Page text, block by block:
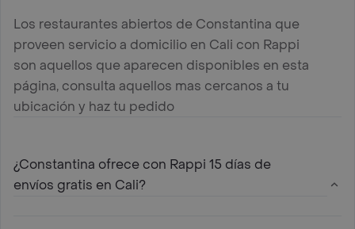
Los restaurantes abiertos de Constantina que
proveen servicio a domicilio en Cali con Rappi
son aquellos que aparecen disponibles en esta
página, consulta aquellos mas cercanos a tu
ubicación y haz tu pedido
¿Constantina ofrece con Rappi 15 días de
envíos gratis en Cali?